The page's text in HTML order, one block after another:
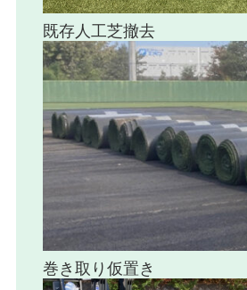
既存人工芝撤去
巻き取り仮置き